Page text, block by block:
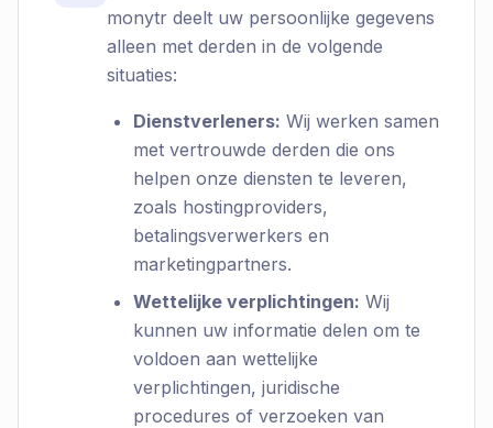
monytr deelt uw persoonlijke gegevens
alleen met derden in de volgende
situaties:
Dienstverleners: Wij werken samen
met vertrouwde derden die ons
helpen onze diensten te leveren,
zoals hostingproviders,
betalingsverwerkers en
marketingpartners.
Wettelijke verplichtingen: Wij
kunnen uw informatie delen om te
voldoen aan wettelijke
verplichtingen, juridische
procedures of verzoeken van